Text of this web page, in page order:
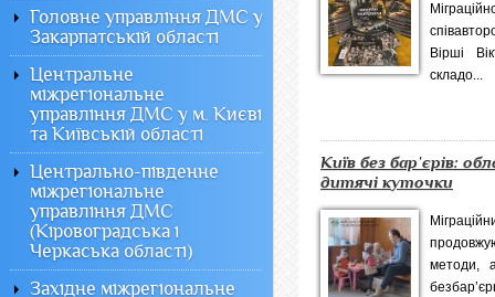
Вірші
складо...
Київ без барʹєрів:
дитячі куточки
методи,
Головне управління ДМС у
Закарпатській області
Центральне
міжрегіональне
управління ДМС у м. Києві
та Київській області
Центрально-південне
міжрегіональне
управління ДМС
(Кіровоградська і
Черкаська області)
Західне міжрегіональне